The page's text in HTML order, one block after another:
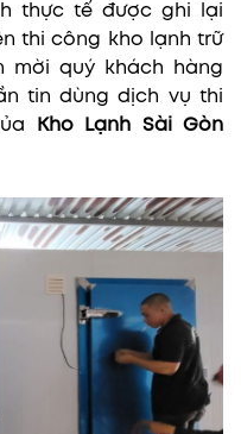
thực tế được ghi lại
thi công kho lạnh trữ
mời quý khách hàng
tin dùng dịch vụ thi
Kho Lạnh Sài Gòn